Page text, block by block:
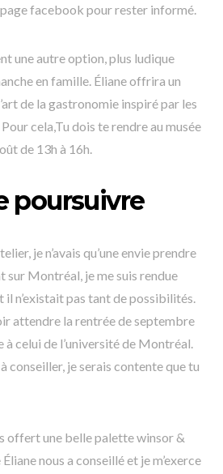
facebook pour rester informé.
une autre option, plus ludique
en famille. Éliane offrira un
de la gastronomie inspiré par les
cela,Tu dois te rendre au musée
de 13h à 16h.
poursuivre
je n’avais qu’une envie prendre
sur Montréal, je me suis rendue
n’existait pas tant de possibilités.
attendre la rentrée de septembre
à celui de l’université de Montréal.
conseiller, je serais contente que tu
offert une belle palette winsor &
nous a conseillé et je m’exerce